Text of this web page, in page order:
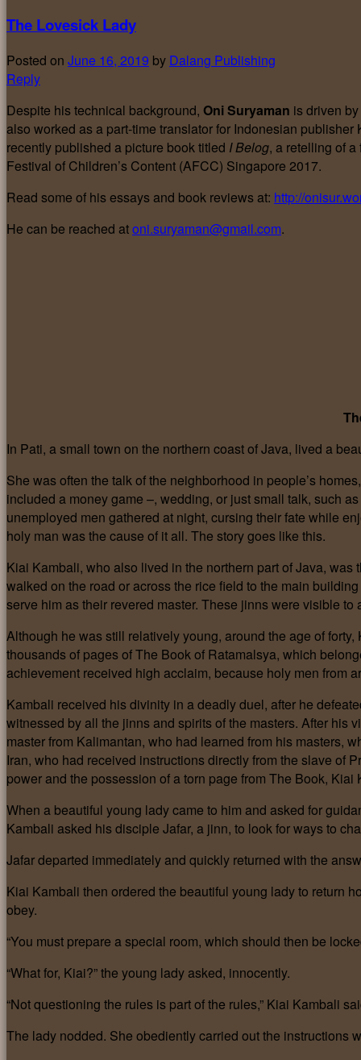
The Lovesick Lady
Posted on June 16, 2019 by Dalang Publishing
Reply
Despite his technical background, Oni Suryaman is driven
also worked as a part-time translator for Indonesian
recently published a picture book titled I Belog, a retelling of
Festival of Children’s Content (AFCC) Singapore 2017.
Read some of his essays and book reviews at: http://
He can be reached atoni.suryaman@gmail.com.
In Pati, a small town on the northern coast of Java, lived a
She was often the talk of the neighborhood in people’s
included a money game –, wedding, or just small talk, such
unemployed men gathered at night, cursing their fate while
holy man was the cause of it all. The story goes like this.
Kiai Kambali, who also lived in the northern part of Java,
walked on the road or across the rice field to the main
serve him as their revered master. These jinns were visible
Although he was still relatively young, around the age of
thousands of pages of The Book of Ratamalsya, which
achievement received high acclaim, because holy men from
Kambali received his divinity in a deadly duel, after he
witnessed by all the jinns and spirits of the masters. After his
master from Kalimantan, who had learned from his masters,
Iran, who had received instructions directly from the slave of
power and the possession of a torn page from The Book,
When a beautiful young lady came to him and asked for
Kambali asked his disciple Jafar, a jinn, to look for ways to
Jafar departed immediately and quickly returned with the
Kiai Kambali then ordered the beautiful young lady to return
obey.
“You must prepare a special room, which should then be
“What for, Kiai?” the young lady asked, innocently.
“Not questioning the rules is part of the rules,” Kiai Kambali
The lady nodded. She obediently carried out the instructions